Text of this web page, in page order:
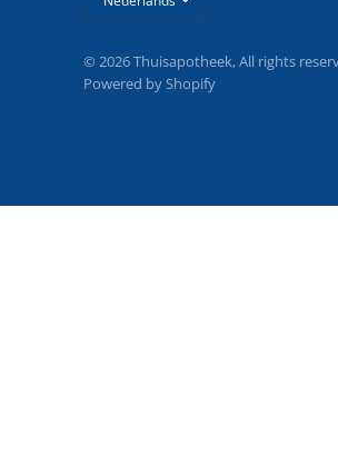
bijwerken
© 2026 Thuisapotheek, All rights
Powered by Shopify